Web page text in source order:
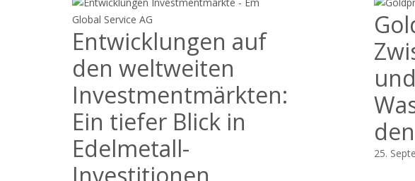
Entwicklungen auf
den weltweiten
Investmentmärkten:
Ein tiefer Blick in
Edelmetall-
25.